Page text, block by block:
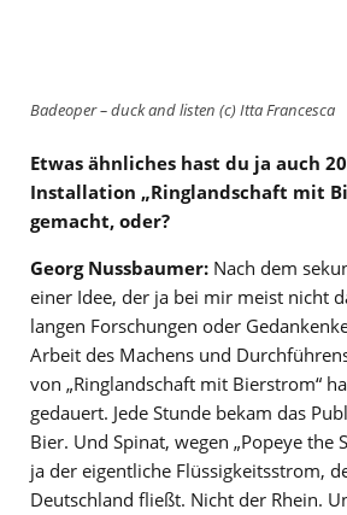
Badeoper – duck and listen (c) Itta Francesca
Etwas ähnliches hast du ja auch
Installation „Ringlandschaft mit
gemacht, oder?
Georg Nussbaumer: Nach dem
einer Idee, der ja bei mir meist nicht
langen Forschungen oder
Arbeit des Machens und
von „Ringlandschaft mit Bierstrom“
gedauert. Jede Stunde bekam das
Bier. Und Spinat, wegen „Popeye the
ja der eigentliche Flüssigkeitsstrom,
Deutschland fließt. Nicht der Rhein.